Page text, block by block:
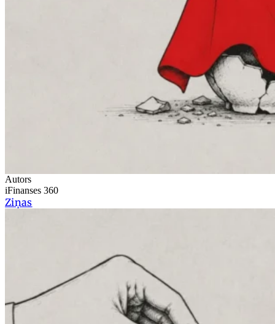
Autors
iFinanses 360
Ziņas